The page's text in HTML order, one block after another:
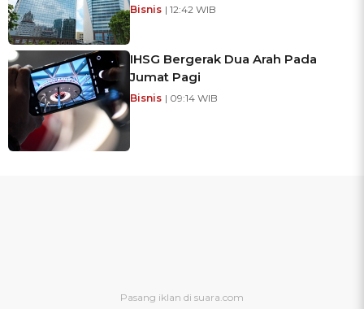
Bisnis | 12:42 WIB
IHSG Bergerak Dua Arah Pada
Jumat Pagi
Bisnis | 09:14 WIB